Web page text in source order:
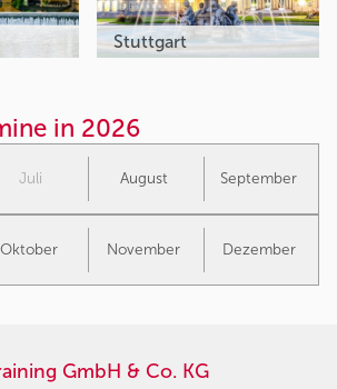
Stuttgart
in 2026
Juli August September
Oktober November Dezember
GmbH & Co. KG